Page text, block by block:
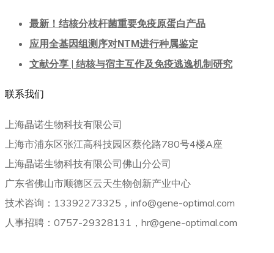
最新！结核分枝杆菌重要免疫原蛋白产品
应用全基因组测序对NTM进行种属鉴定
文献分享 | 结核与宿主互作及免疫逃逸机制研究
联系我们
上海晶诺生物科技有限公司
上海市浦东区张江高科技园区蔡伦路780号4楼A座
上海晶诺生物科技有限公司佛山分公司
广东省佛山市顺德区云天生物创新产业中心
技术咨询：13392273325，info@gene-optimal.com
人事招聘：0757-29328131，hr@gene-optimal.com